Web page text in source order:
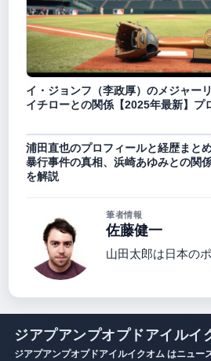
イ・ジョンフ（李政厚）のメジャー
イチローとの関係【2025年最新】プ
浦田直也のプロフィールと経歴まと
暴行事件の真相、浜崎あゆみとの関
を解説
筆者情報
佐藤健一
山田太郎は日本の
ジアプアンプオプドアイルイ
ジアプアンプオプドアイルイクオム はニュー